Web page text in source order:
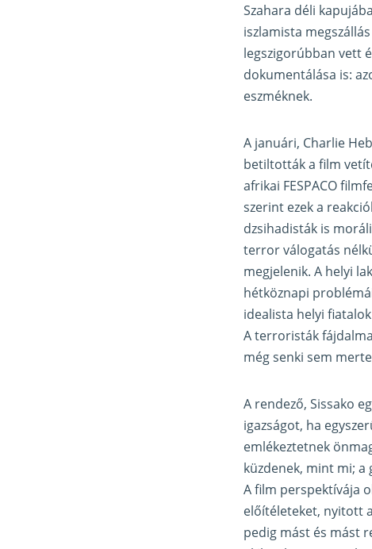
Szahara déli
iszlamista
legszigorúbban vett
dokumentálása is:
eszméknek.
A januári, Charlie
betiltották a film
afrikai FESPACO
szerint ezek a
dzsihadisták is
terror válogatás
megjelenik. A helyi
hétköznapi
idealista helyi
A terroristák
még senki sem
A rendező, Sissako
igazságot, ha
emlékeztetnek
küzdenek, mint mi;
A film perspektívája
előítéleteket, nyitott
pedig mást és mást